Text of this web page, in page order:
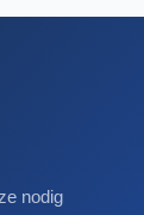
nodig